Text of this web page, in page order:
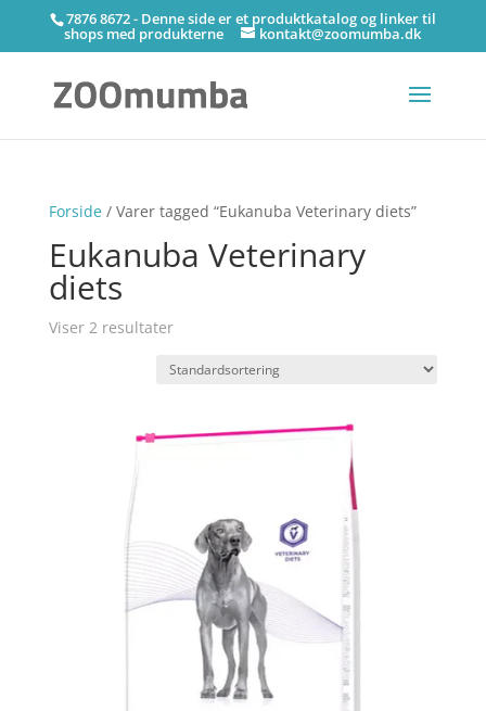
7876 8672 - Denne side er et produktkatalog og linker til
shops med produkterne kontakt@zoomumba.dk
Forside/ Varer tagged “Eukanuba Veterinary diets”
Eukanuba Veterinary
diets
Viser 2 resultater